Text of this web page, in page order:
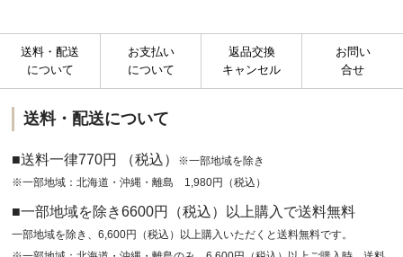
送料・配送
について
お支払い
について
返品交換
キャンセル
お問い
合せ
送料・配送について
■送料一律770円 （税込）
※一部地域を除き
※一部地域：北海道・沖縄・離島 1,980円（税込）
■一部地域を除き6600円（税込）以上購入で送料無料
一部地域を除き、6,600円（税込）以上購入いただくと送料無料です。